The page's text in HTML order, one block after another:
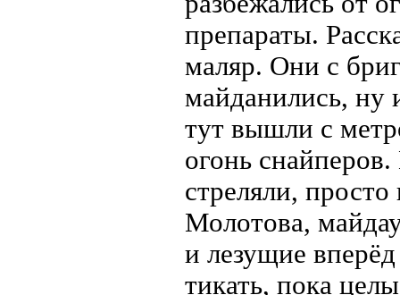
препараты.
маляр. Они с
майданились, ну
тут вышли с
огонь
стреляли,
Молотова,
и лезущие
тикать, пока